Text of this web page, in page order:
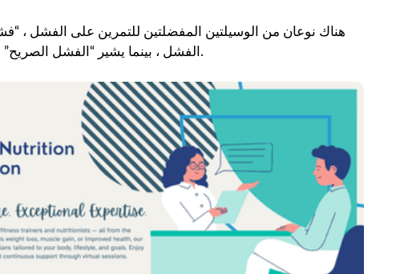
هناك نوعان من الوسيلتين المفضلتين للتمرين على الفشل ،
الفشل ، بينما يشير “الفشل الصريح” إلى أن جسمك بالكامل قد تم القضاء عليه تمامًا بسبب التعب.